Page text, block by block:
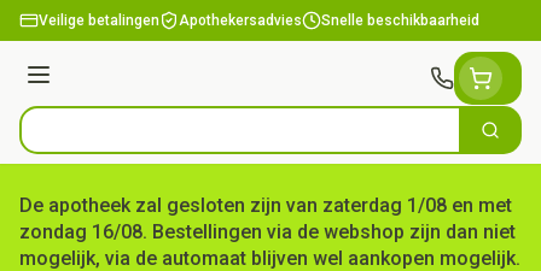
Ga naar de inhoud
Veilige betalingen Apothekersadvies Snelle beschikbaarheid
Menu
Product, merk, categorie... Zoek
De apotheek zal gesloten zijn van zaterdag 1/08 en met
zondag 16/08. Bestellingen via de webshop zijn dan niet
mogelijk, via de automaat blijven wel aankopen mogelijk.